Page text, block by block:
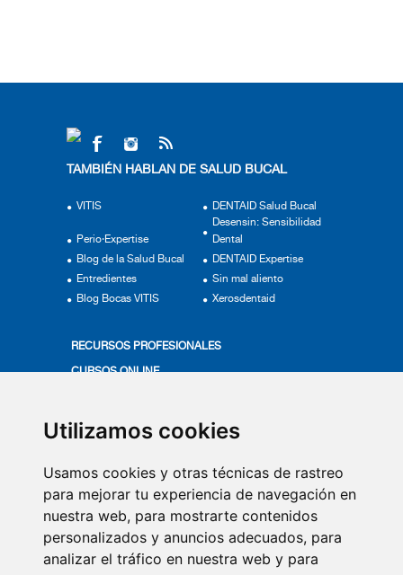
Utilizamos cookies
Usamos cookies y otras técnicas de rastreo
para mejorar tu experiencia de navegación en
nuestra web, para mostrarte contenidos
personalizados y anuncios adecuados, para
analizar el tráfico en nuestra web y para
TAMBIÉN HABLAN DE SALUD BUCAL
VITIS DENTAID Salud Bucal
Perio·Expertise
Desensin: Sensibilidad
Dental
Blog de la Salud Bucal
DENTAID Expertise
Entredientes
Sin mal aliento
Blog Bocas VITIS
Xerosdentaid
RECURSOS PROFESIONALES
CURSOS ONLINE
PRODUCTOS VITIS
VÍDEOS
QUIÉNES SOMOS
COMITÉ DE EXPERTOS